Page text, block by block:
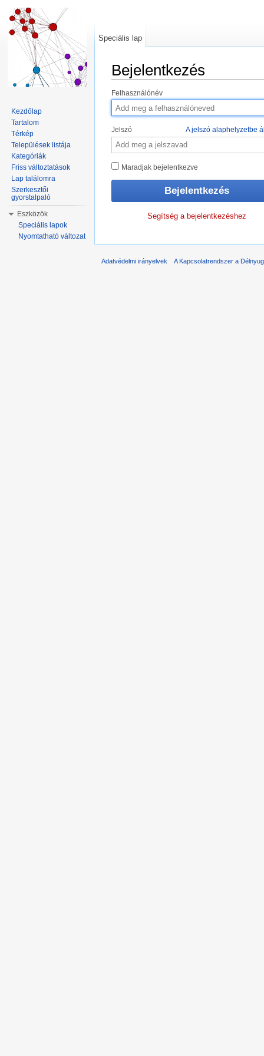
Bejelentkezés
Felhasználónév
Jelszó A jelszó alaphelyzetbe
Maradjak bejelentkezve
Segítség a bejelentkezéshez
Speciális lap
Kezdőlap
Tartalom
Térkép
Települések listája
Kategóriák
Friss változtatások
Lap találomra
Szerkesztői
gyorstalpaló
Eszközök
Speciális lapok
Nyomtatható változat
Adatvédelmi irányelvek A Kapcsolatrendszer a